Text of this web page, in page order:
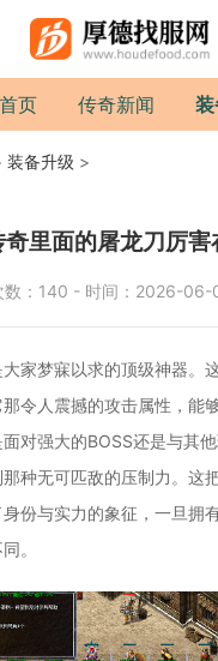
页 传奇新闻
装备升级 >
奇里面的屠龙刀厉害
数：140 - 时间：2026-
大家梦寐以求的顶级神器。
令人震撼的攻击属性，能
对强大的BOSS还是与其
种无可匹敌的压制力。这
份与实力的象征，一旦拥
。